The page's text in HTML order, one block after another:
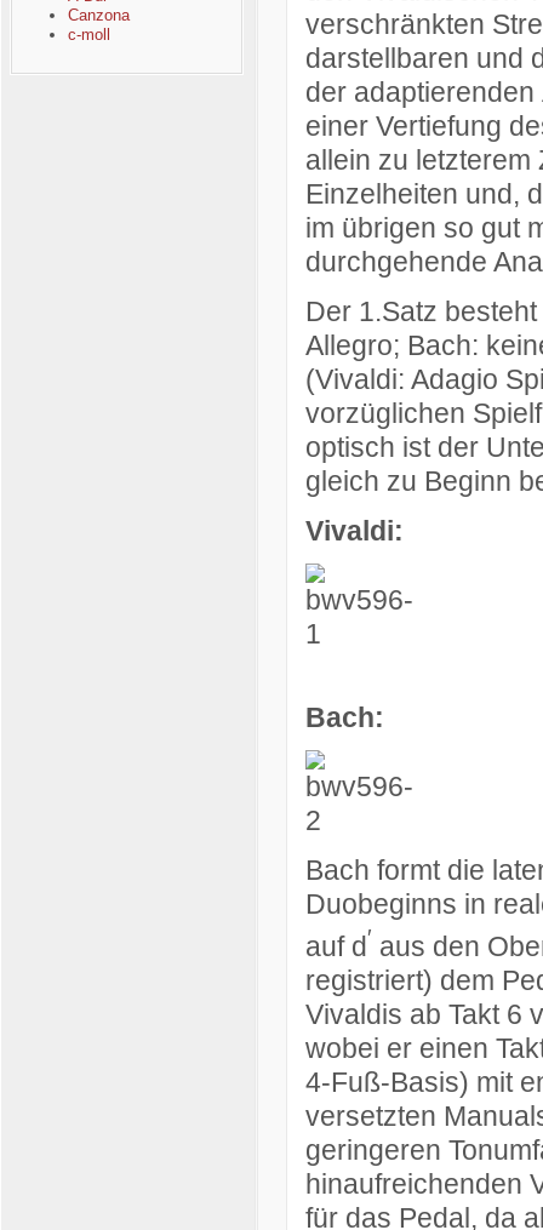
Canzona
c-moll
verschränkten
darstellbaren und
der
einer Vertiefung
allein zu letzterem
Einzelheiten und,
im übrigen so gut
durchgehende
Der 1.Satz
Allegro; Bach:
(Vivaldi: Adagio
vorzüglichen
optisch ist der
gleich zu Beginn
Vivaldi:
Bach:
Bach formt die
Duobeginns in
auf d′ aus den
registriert) dem
Vivaldis ab Takt 6
wobei er einen
4-Fuß-Basis) mit
versetzten
geringeren
hinaufreichenden
für das Pedal, da